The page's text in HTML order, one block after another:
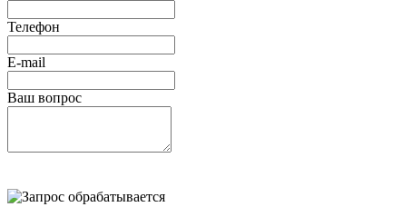
Телефон
E-mail
Ваш вопрос